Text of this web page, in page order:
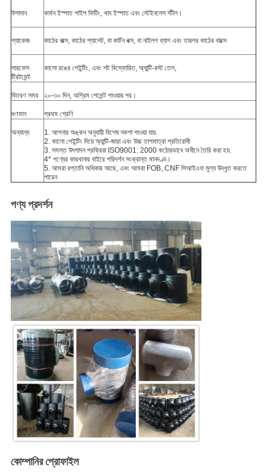
উপাদান কার্বন ইস্পাত পাইপ ফিটিং, খাদ ইস্পাত এবং স্টেইনলেস স্টীল।
প্যাকেজ কাঠের বাক্স, কাঠের প্যালেট, বা কার্টন বক্স, বা নাইলগ ব্যাগ এবং তারপর কাঠের বাক্সে
সারফেস
ট্রিটমেন্ট
কালো রঙের পেইন্টিং, এবং শট বিস্ফোরিত, অ্যান্টি-রস্ট তেল,
বিতরণ সময় ২০-৩০ দিন, অগ্রিম পেমেন্ট পাওয়ার পর।
গুণমান প্রথম শ্রেণি
অন্যান্য
1. আপনার অঙ্কন অনুযায়ী বিশেষ নকশা পাওয়া যায়.
2. কালো পেইন্টিং দিয়ে অ্যান্টি-জারা এবং উচ্চ তাপমাত্রা প্রতিরোধী
3. সমস্ত উৎপাদন প্রক্রিয়া ISO9001: 2000 কঠোরভাবে অধীনে তৈরি করা হয়.
4* পণ্যের কারখানার বাইরে পরিদর্শন সংক্রান্ত মানদণ্ড।
5. আমরা রপ্তানি অধিকার আছে, এবং আমরা FOB, CNF সিআইএফ মূল্য উদ্ধৃত করতে
পারেন
পণ্য প্রদর্শন
কোম্পানির প্রোফাইল